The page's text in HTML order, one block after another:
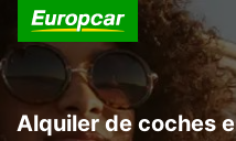
Alquiler de coches